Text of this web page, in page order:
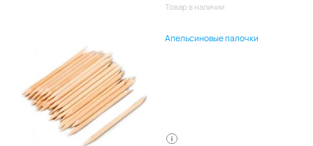
Товар в наличии
Апельсиновые палочки